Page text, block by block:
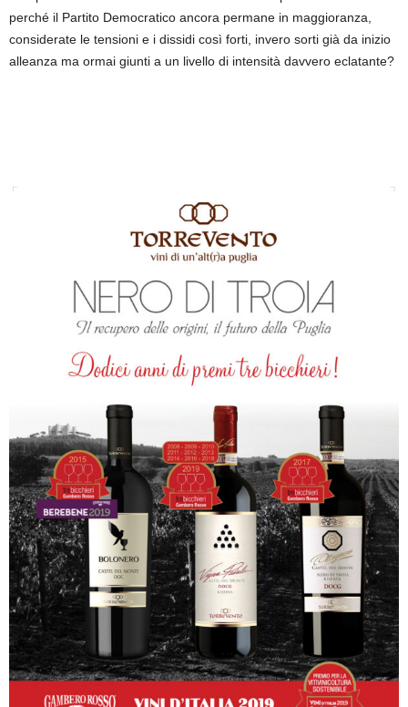
perché il Partito Democratico ancora permane in maggioranza,
considerate le tensioni e i dissidi così forti, invero sorti già da inizio
alleanza ma ormai giunti a un livello di intensità davvero eclatante?